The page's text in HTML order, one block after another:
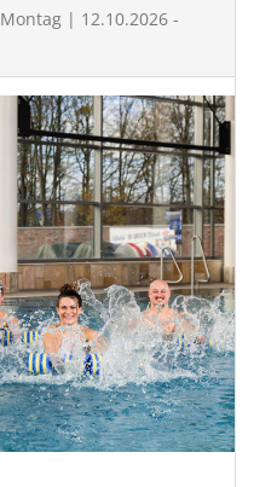
Montag | 12.10.2026 -